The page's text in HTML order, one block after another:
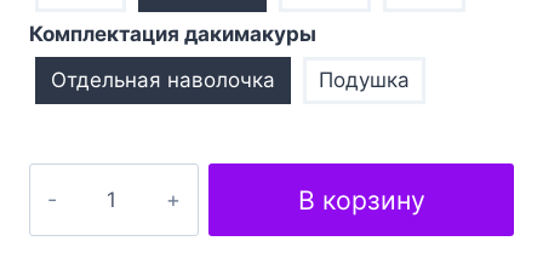
Комплектация дакимакуры
Отдельная наволочка
Подушка
В корзину